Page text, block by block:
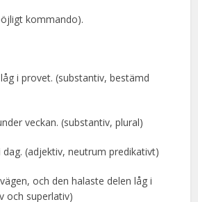
kommando).
i provet. (substantiv, bestämd
veckan. (substantiv, plural)
(adjektiv, neutrum predikativt)
och den halaste delen låg i
och superlativ)